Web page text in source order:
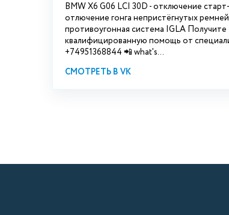
BMW X6 G06 LCI 30D - отключение
отлючение гонга непристёгнутых
противоугонная система IGLA Получите
квалифицированную помощь от
+74951368844 📲 what's...
СМОТРЕТЬ В VK